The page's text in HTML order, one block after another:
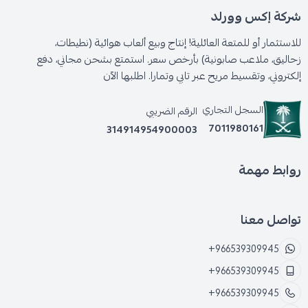
شركة إكس وورلد
للاستثمار أو للمتعة العائلية! إنتاج وبيع ألعاب هوائية (نطيطات،
زحاليق، ملاعب صابونية) بأرخص سعر. استمتع بشحن مجاني، دفع
إلكتروني، وتقسيط مريح عبر تابي وتمارا. اطلبها الآن
السجل التجاري
7011980161
الرقم الضريبي
314914954900003
روابط مهمة
تواصل معنا
+966539309945
+966539309945
+966539309945